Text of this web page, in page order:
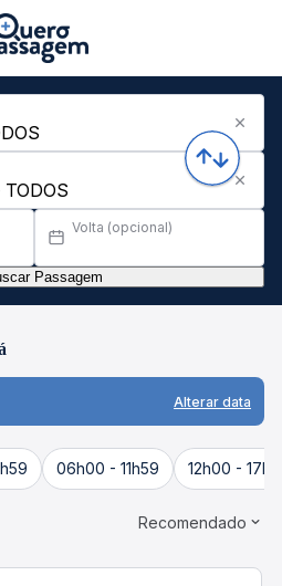
Volta (opcional)
Passagem
Alterar data
06h00 - 11h59 12h00 -
Recomendado